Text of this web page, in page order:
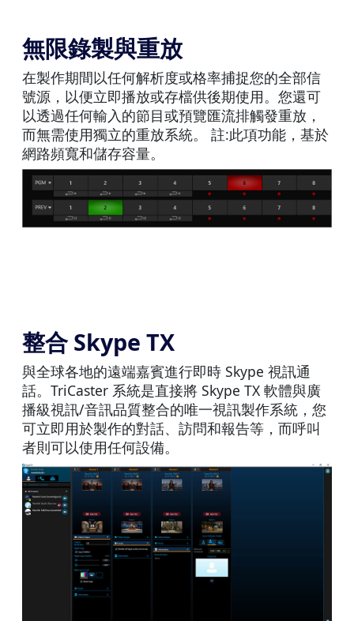
無限錄製與重放
在製作期間以任何解析度或格率捕捉您的全部信
號源，以便立即播放或存檔供後期使用。您還可
以透過任何輸入的節目或預覽匯流排觸發重放，
而無需使用獨立的重放系統。 註:此項功能，基於
網路頻寬和儲存容量。
整合 Skype TX
與全球各地的遠端嘉賓進行即時 Skype 視訊通
話。TriCaster 系統是直接將 Skype TX 軟體與廣
播級視訊/音訊品質整合的唯一視訊製作系統，您
可立即用於製作的對話、訪問和報告等，而呼叫
者則可以使用任何設備。